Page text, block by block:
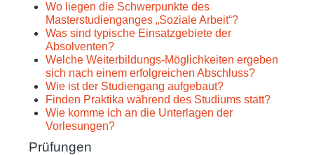
Wo liegen die Schwerpunkte des
Masterstudienganges „Soziale Arbeit“?
Was sind typische Einsatzgebiete der
Absolventen?
Welche Weiterbildungs-Möglichkeiten ergeben
sich nach einem erfolgreichen Abschluss?
Wie ist der Studiengang aufgebaut?
Finden Praktika während des Studiums statt?
Wie komme ich an die Unterlagen der
Vorlesungen?
Prüfungen